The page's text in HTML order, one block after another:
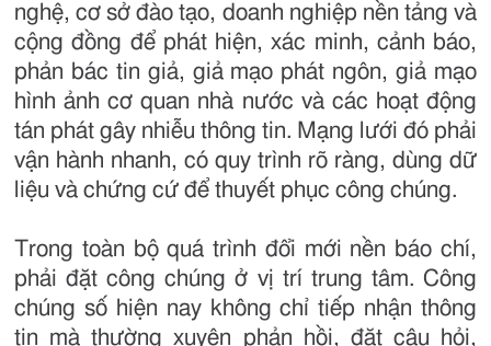
nghệ, cơ sở đào tạo, doanh nghiệp nền tảng và
cộng đồng để phát hiện, xác minh, cảnh báo,
phản bác tin giả, giả mạo phát ngôn, giả mạo
hình ảnh cơ quan nhà nước và các hoạt động
tán phát gây nhiễu thông tin. Mạng lưới đó phải
vận hành nhanh, có quy trình rõ ràng, dùng dữ
liệu và chứng cứ để thuyết phục công chúng.
Trong toàn bộ quá trình đổi mới nền báo chí,
phải đặt công chúng ở vị trí trung tâm. Công
chúng số hiện nay không chỉ tiếp nhận thông
tin mà thường xuyên phản hồi, đặt câu hỏi,